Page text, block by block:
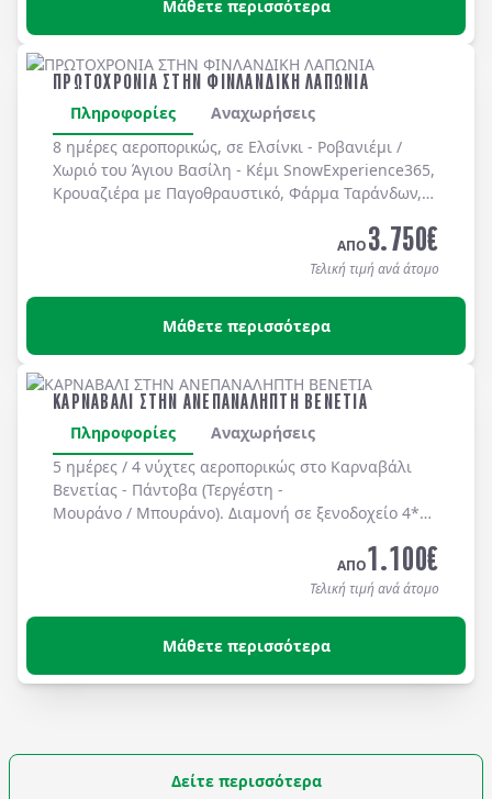
Μάθετε περισσότερα
ΠΡΩΤΟΧΡΟΝΙΑ ΣΤΗΝ ΦΙΝΛΑΝΔΙΚΗ ΛΑΠΩΝΙΑ
Πληροφορίες
Αναχωρήσεις
8 ημέρες αεροπορικώς, σε Ελσίνκι - Ροβανιέμι /
Χωριό του Άγιου Βασίλη - Κέμι SnowExperience365,
Κρουαζιέρα με Παγοθραυστικό, Φάρμα Ταράνδων,
Snowmobiles, ψάρεμα στον πάγο, Ράνουα, Πάρκο
Άγριας Ζωής, Σαφάρι με Χάσκις. Διαμονή σε
συνολικά (συμ/νου του Πρωτ/κου δείπνου στις
31/12).
ΑΠΟ3.750€
Τελική τιμή ανά άτομο
Μάθετε περισσότερα
ΚΑΡΝΑΒΑΛΙ ΣΤΗΝ ΑΝΕΠΑΝΑΛΗΠΤΗ ΒΕΝΕΤΙΑ
Πληροφορίες
Αναχωρήσεις
5 ημέρες / 4 νύχτες αεροπορικώς στο Καρναβάλι
Βενετίας - Πάντοβα (Τεργέστη -
Μουράνο / Μπουράνο). Διαμονή σε ξενοδοχείο 4*
ΑΠΟ1.100€
Τελική τιμή ανά άτομο
Μάθετε περισσότερα
Δείτε περισσότερα